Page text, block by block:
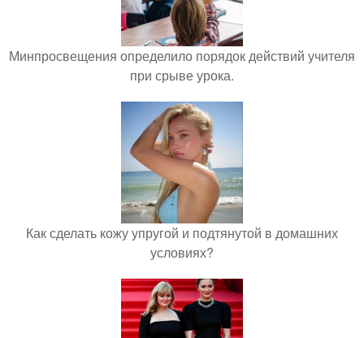
Минпросвещения определило порядок действий учителя
при срыве урока.
Как сделать кожу упругой и подтянутой в домашних
условиях?